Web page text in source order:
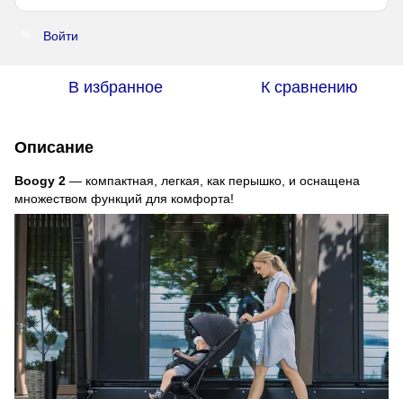
Войти
В избранное К сравнению
Описание
Boogy 2 — компактная, легкая, как перышко, и оснащена
множеством функций для комфорта!